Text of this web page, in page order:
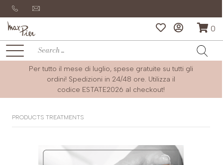
0
Per tutto il mese di luglio, spese gratuite su tutti gli
ordini! Spedizioni in 24/48 ore. Utilizza il
codice ESTATE2026 al checkout!
PRODUCTS TREATMENTS